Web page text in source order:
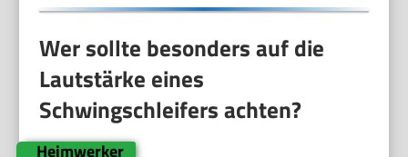
Wer sollte besonders auf die
Lautstärke eines
Schwingschleifers achten?
Heimwerker